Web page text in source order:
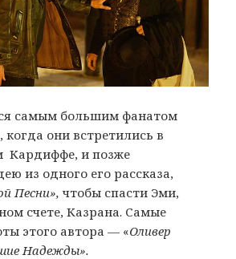
самым большим фанатом
когда они встретились в
Кардиффе, и позже
из одного его рассказа,
Песни»,чтобы спасти Эми,
счете, Казрана. Самые
этого автора — «Оливер
Надежды».